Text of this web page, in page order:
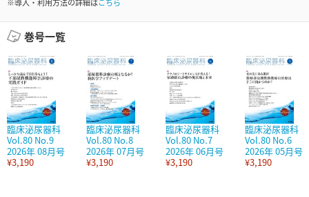
巻号一覧
臨床泌尿器科
Vol.80 No.9
2026年 08月号
¥3,190
臨床泌尿器科
Vol.80 No.8
2026年 07月号
¥3,190
臨床泌尿器科
Vol.80 No.7
2026年 06月号
¥3,190
臨床泌尿器科
Vol.80 No.6
2026年 05月号
¥3,190